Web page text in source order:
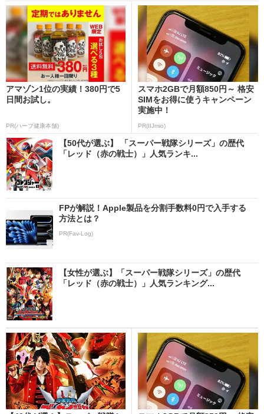
アマゾン1位の実績！380円で5
日間お試し。
PR(ハーブ健康本舗)
スマホ2GBで月額850円～ 格安
SIMをお得に使うキャンペーン
実施中！
PR(IIJmio)
【50代が選ぶ】 「スーパー戦隊シリーズ」の歴代
「レッド（赤の戦士）」人気ランキ...
FPが解説！Apple製品を分割手数料0円で入手する
方法とは？
PR(Fav-Log)
【女性が選ぶ】「スーパー戦隊シリーズ」の歴代
「レッド（赤の戦士）」人気ランキング...